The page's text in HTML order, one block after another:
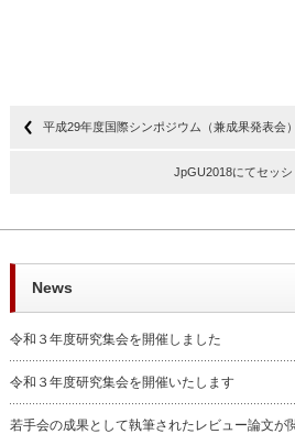
平成29年度国際シンポジウム（兼成果発表会
JpGU2018にてセッ
News
令和３年度研究集会を開催しました
令和３年度研究集会を開催いたします
若手会の成果として執筆されたレビュー論文が